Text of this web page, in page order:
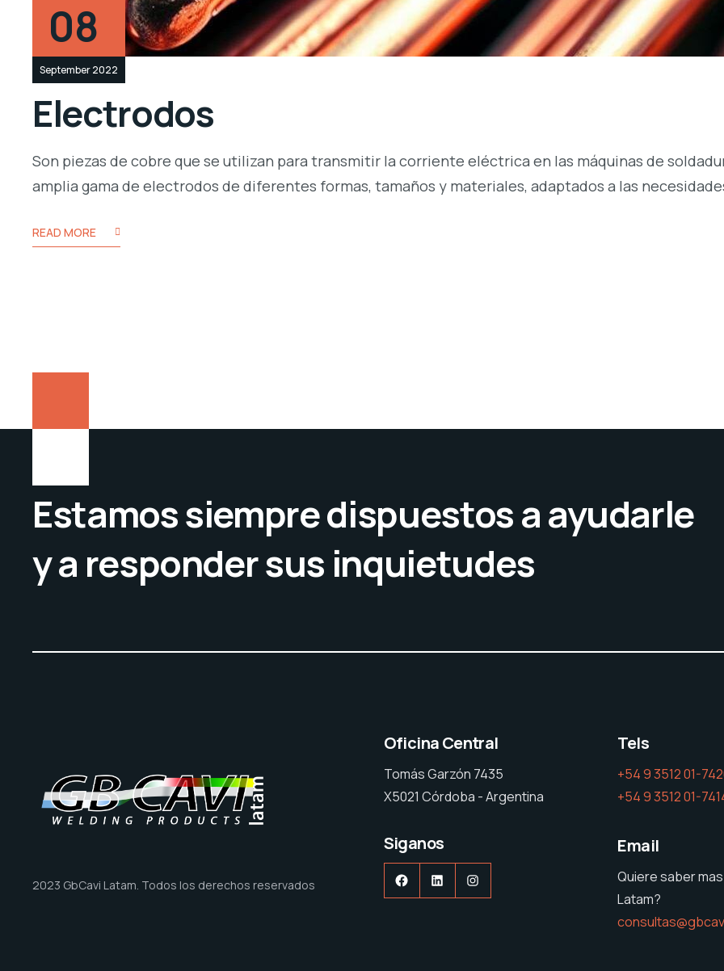
08
September 2022
Electrodos
Son piezas de cobre que se utilizan para transmitir la corriente eléctrica en las máquinas de
amplia gama de electrodos de diferentes formas, tamaños y materiales, adaptados a las
READ MORE
Estamos siempre dispuestos a ayudarle
y a responder sus inquietudes
2023 GbCavi Latam. Todos los derechos reservados
Oficina Central
Tomás Garzón 7435
X5021 Córdoba - Argentina
Siganos
Facebook
LinkedInInstagram
Tels
+54 9 3512 01-
+54 9 3512 01-
Email
Quiere saber
Latam?